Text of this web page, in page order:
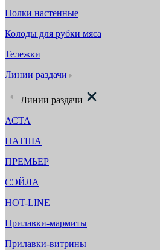
Полки настенные
Колоды для рубки мяса
Тележки
Линии раздачи
Линии раздачи
АСТА
ПАТША
ПРЕМЬЕР
СЭЙЛА
HOT-LINE
Прилавки-мармиты
Прилавки-витрины